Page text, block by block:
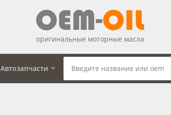
оригинальные моторные масла
Автозапчасти